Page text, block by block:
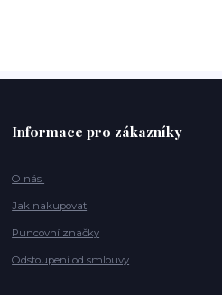
Informace pro zákazníky
O nás
Jak nakupovat
Puncovní značky
Odstoupení od smlouvy